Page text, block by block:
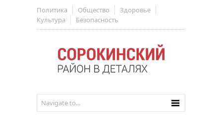
Политика Общество
Здоровье
Культура
Безопасность